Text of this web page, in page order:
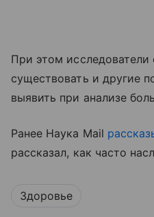
При этом исследователи
существовать и другие
выявить при анализе
Ранее Наука Mail
рассказал, как часто
Здоровье